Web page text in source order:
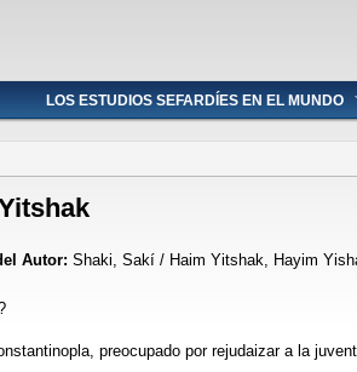
LOS ESTUDIOS SEFARDÍES EN EL MUNDO
aquí
Autor: Shaki, Sakí / Haim Yitshak, Hayim
preocupado por rejudaizar a la